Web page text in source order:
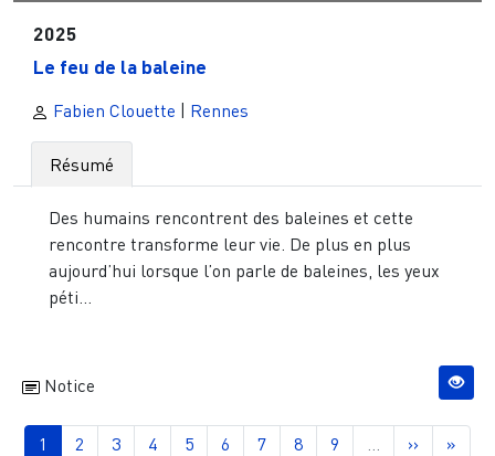
2025
Le feu de la baleine
Fabien Clouette | Rennes
Résumé
Des humains rencontrent des baleines et cette
rencontre transforme leur vie. De plus en plus
aujourd’hui lorsque l’on parle de baleines, les yeux
péti...
Notice
Pagination
Page courante
1 Page
2 Page
3 Page
4 Page
5 Page
6 Page
7 Page
8 Page
9 Page
›› »